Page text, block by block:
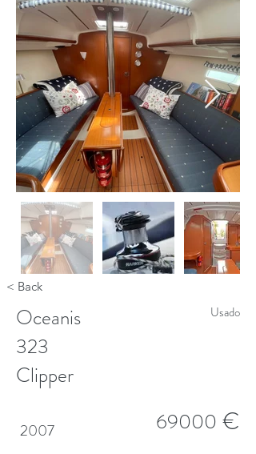
< Back
Oceanis
323
Clipper
2007
Usado
69000 €